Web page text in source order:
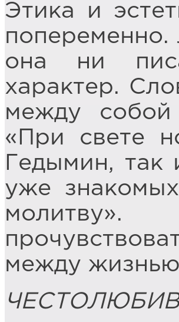
Этика и
она ни
характер.
между
«При свете
Гедымин,
уже
между